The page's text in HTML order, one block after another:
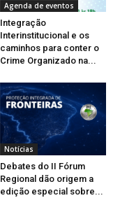
Agenda de eventos
Integração
Interinstitucional e os
caminhos para conter o
Crime Organizado na...
Notícias
Debates do II Fórum
Regional dão origem a
edição especial sobre...